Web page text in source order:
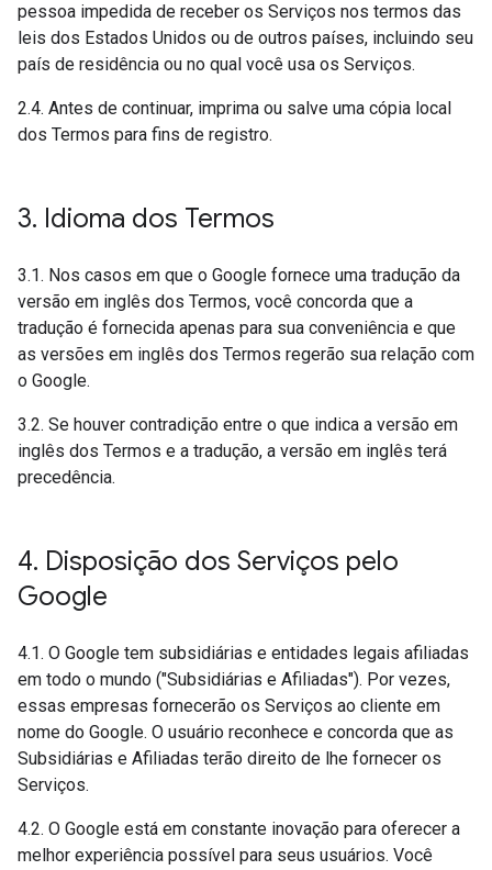
pessoa impedida de receber os Serviços nos termos das
leis dos Estados Unidos ou de outros países, incluindo seu
país de residência ou no qual você usa os Serviços.
2.4. Antes de continuar, imprima ou salve uma cópia local
dos Termos para fins de registro.
3. Idioma dos Termos
3.1. Nos casos em que o Google fornece uma tradução da
versão em inglês dos Termos, você concorda que a
tradução é fornecida apenas para sua conveniência e que
as versões em inglês dos Termos regerão sua relação com
o Google.
3.2. Se houver contradição entre o que indica a versão em
inglês dos Termos e a tradução, a versão em inglês terá
precedência.
4. Disposição dos Serviços pelo
Google
4.1. O Google tem subsidiárias e entidades legais afiliadas
em todo o mundo ("Subsidiárias e Afiliadas"). Por vezes,
essas empresas fornecerão os Serviços ao cliente em
nome do Google. O usuário reconhece e concorda que as
Subsidiárias e Afiliadas terão direito de lhe fornecer os
Serviços.
4.2. O Google está em constante inovação para oferecer a
melhor experiência possível para seus usuários. Você